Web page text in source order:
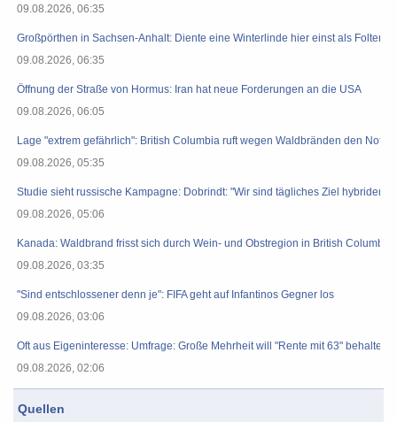
09.08.2026, 06:35
Großpörthen in Sachsen-Anhalt: Diente eine Winterlinde hier einst als
09.08.2026, 06:35
Öffnung der Straße von Hormus: Iran hat neue Forderungen an die USA
09.08.2026, 06:05
Lage "extrem gefährlich": British Columbia ruft wegen Waldbränden den
09.08.2026, 05:35
Studie sieht russische Kampagne: Dobrindt: "Wir sind tägliches Ziel hybrider
09.08.2026, 05:06
Kanada: Waldbrand frisst sich durch Wein- und Obstregion in British Columbia
09.08.2026, 03:35
"Sind entschlossener denn je": FIFA geht auf Infantinos Gegner los
09.08.2026, 03:06
Oft aus Eigeninteresse: Umfrage: Große Mehrheit will "Rente mit 63" behalten
09.08.2026, 02:06
Quellen